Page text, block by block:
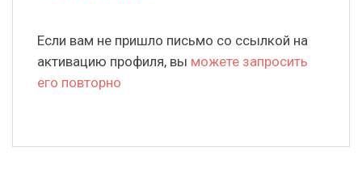
Если вам не пришло письмо со ссылкой на
активацию профиля, вы можете запросить
его повторно